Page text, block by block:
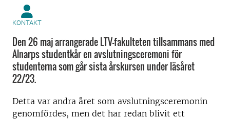
KONTAKT
Den 26 maj arrangerade LTV-fakulteten tillsammans med
Alnarps studentkår en avslutningsceremoni för
studenterna som går sista årskursen under läsåret
22/23.
Detta var andra året som avslutningsceremonin
genomfördes, men det har redan blivit ett